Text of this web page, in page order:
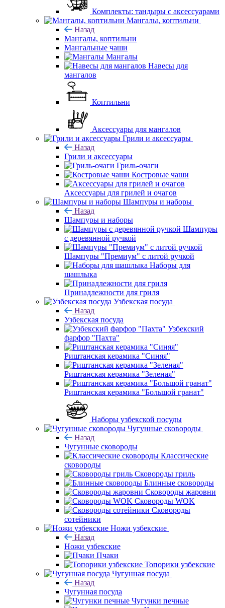
Комплекты: тандыры с аксессуарами
Мангалы, коптильни
Назад
Мангалы, коптильни
Мангальные чаши
Мангалы
Навесы для
мангалов
Коптильни
Аксессуары для мангалов
Грили и аксессуары
Назад
Грили и аксессуары
Гриль-очаги
Костровые чаши
Аксессуары для грилей и очагов
Шампуры и наборы
Назад
Шампуры и наборы
Шампуры
с деревянной ручкой
Шампуры "Премиум" с литой ручкой
Наборы для
шашлыка
Принадлежности для гриля
Узбекская посуда
Назад
Узбекская посуда
Узбекский
фарфор "Пахта"
Риштанская керамика "Синяя"
Риштанская керамика "Зеленая"
Риштанская керамика "Большой гранат"
Наборы узбекской посуды
Чугунные сковороды
Назад
Чугунные сковороды
Классические
сковороды
Сковороды гриль
Блинные сковороды
Сковороды жаровни
Сковороды WOK
Сковороды
сотейники
Ножи узбекские
Назад
Ножи узбекские
Пчаки
Топорики узбекские
Чугунная посуда
Назад
Чугунная посуда
Чугунки печные